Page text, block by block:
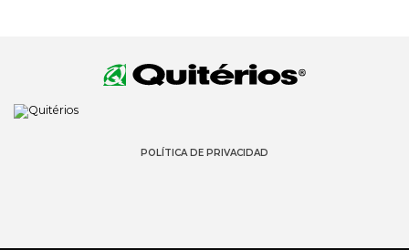
POLÍTICA DE PRIVACIDAD